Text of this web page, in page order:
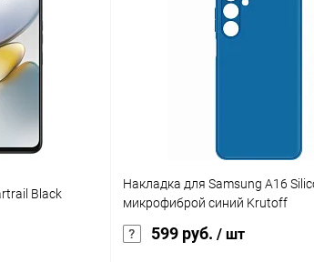
Black
Накладка для Samsung A16
микрофиброй синий Krutoff
599 руб. / шт